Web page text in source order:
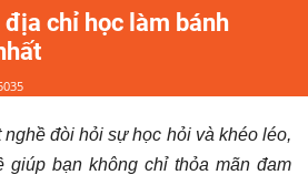
chỉ học làm bánh
đòi hỏi sự học hỏi và khéo léo,
giúp bạn không chỉ thỏa mãn đam